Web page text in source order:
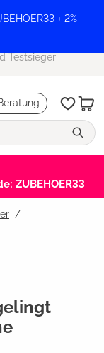
+ 2%
Testsieger
ZUBEHOER33
/